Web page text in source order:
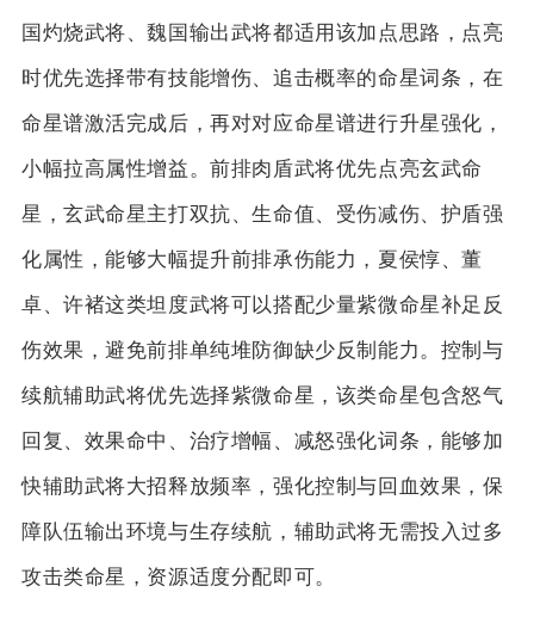
国灼烧武将、魏国输出武将都适用该加点思路，点亮
时优先选择带有技能增伤、追击概率的命星词条，在
命星谱激活完成后，再对对应命星谱进行升星强化，
小幅拉高属性增益。前排肉盾武将优先点亮玄武命
星，玄武命星主打双抗、生命值、受伤减伤、护盾强
化属性，能够大幅提升前排承伤能力，夏侯惇、董
卓、许褚这类坦度武将可以搭配少量紫微命星补足反
伤效果，避免前排单纯堆防御缺少反制能力。控制与
续航辅助武将优先选择紫微命星，该类命星包含怒气
回复、效果命中、治疗增幅、减怒强化词条，能够加
快辅助武将大招释放频率，强化控制与回血效果，保
障队伍输出环境与生存续航，辅助武将无需投入过多
攻击类命星，资源适度分配即可。